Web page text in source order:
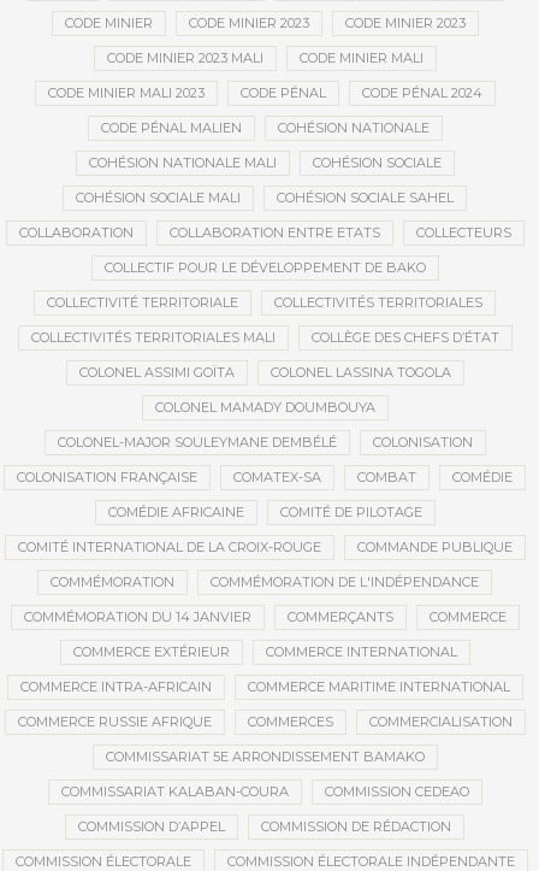
CODE MINIER CODE MINIER 2023 CODE MINIER 2023
CODE MINIER 2023 MALI CODE MINIER MALI
CODE MINIER MALI 2023 CODE PÉNAL CODE PÉNAL 2024
CODE PÉNAL MALIEN COHÉSION NATIONALE
COHÉSION NATIONALE MALI COHÉSION SOCIALE
COHÉSION SOCIALE MALI COHÉSION SOCIALE SAHEL
COLLABORATION COLLABORATION ENTRE ETATS COLLECTEURS
COLLECTIF POUR LE DÉVELOPPEMENT DE BAKO
COLLECTIVITÉ TERRITORIALE COLLECTIVITÉS TERRITORIALES
COLLECTIVITÉS TERRITORIALES MALI COLLÈGE DES CHEFS D’ÉTAT
COLONEL ASSIMI GOÏTA COLONEL LASSINA TOGOLA
COLONEL MAMADY DOUMBOUYA
COLONEL-MAJOR SOULEYMANE DEMBÉLÉ COLONISATION
COLONISATION FRANÇAISE COMATEX-SA COMBAT COMÉDIE
COMÉDIE AFRICAINE COMITÉ DE PILOTAGE
COMITÉ INTERNATIONAL DE LA CROIX-ROUGE COMMANDE PUBLIQUE
COMMÉMORATION COMMÉMORATION DE L'INDÉPENDANCE
COMMÉMORATION DU 14 JANVIER COMMERÇANTS COMMERCE
COMMERCE EXTÉRIEUR COMMERCE INTERNATIONAL
COMMERCE INTRA-AFRICAIN COMMERCE MARITIME INTERNATIONAL
COMMERCE RUSSIE AFRIQUE COMMERCES COMMERCIALISATION
COMMISSARIAT 5E ARRONDISSEMENT BAMAKO
COMMISSARIAT KALABAN-COURA COMMISSION CEDEAO
COMMISSION D’APPEL COMMISSION DE RÉDACTION
COMMISSION ÉLECTORALE COMMISSION ÉLECTORALE INDÉPENDANTE